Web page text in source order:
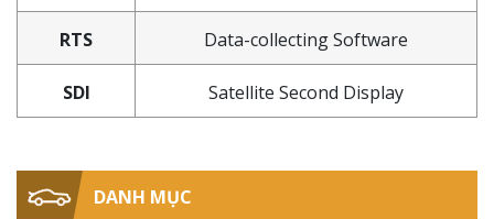
RTS Data-collecting Software
SDI Satellite Second Display
DANH MỤC